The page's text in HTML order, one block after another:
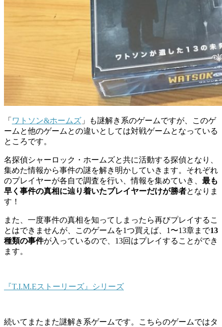
「 ワトソン&ホームズ 」も謎解き系のゲームですが、このゲ
ームと他のゲームとの違いとしては対戦ゲーム となっている
ところです。
名探偵シャーロック・ホームズと共に活動する探偵となり、
集めた情報から事件の謎を解き明かしていきます。それぞれ
のプレイヤーが各自で調査を行い、情報を集めていき、 最も
早く事件の真相に辿り着いたプレイヤーだけが勝者となりま
す！
また、一度事件の真相を知ってしまったら再びプレイするこ
とはできませんが、このゲームを1つ買えば、1〜13章まで13
種類の事件が入っているので、 13回はプレイすることができ
ます。
『T.I.M.Eストーリーズ』シリーズ
続いてまたまた謎解き系ゲームです。こちらのゲームではタ